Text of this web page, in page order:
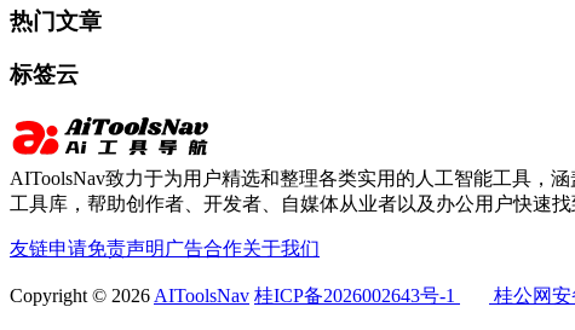
热门文章
标签云
AIToolsNav致力于为用户精选和整理各类实用的人工智能工具，
工具库，帮助创作者、开发者、自媒体从业者以及办公用户快速
友链申请免责声明 广告合作关于我们
Copyright © 2026 AIToolsNav 桂ICP备2026002643号-1 桂公网安